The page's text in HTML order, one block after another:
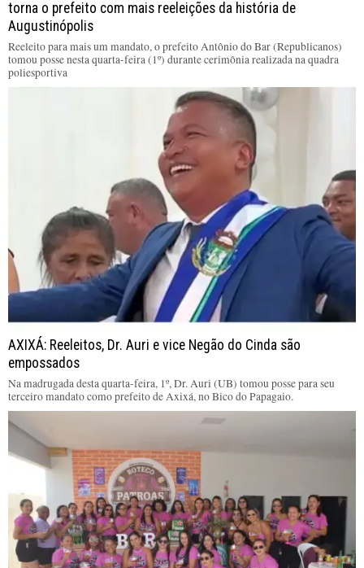
torna o prefeito com mais reeleições da história de
Augustinópolis
Reeleito para mais um mandato, o prefeito Antônio do Bar (Republicanos)
tomou posse nesta quarta-feira (1º) durante cerimônia realizada na quadra
poliesportiva
AXIXÁ: Reeleitos, Dr. Auri e vice Negão do Cinda são
empossados
Na madrugada desta quarta-feira, 1º, Dr. Auri (UB) tomou posse para seu
terceiro mandato como prefeito de Axixá, no Bico do Papagaio.